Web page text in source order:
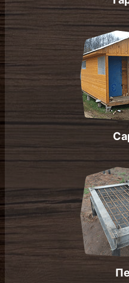
Бесплатная